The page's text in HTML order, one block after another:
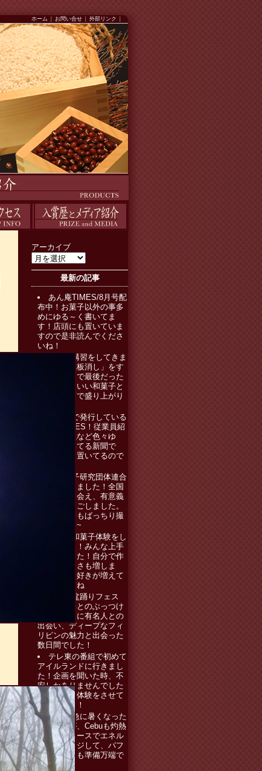
ホーム お問い合せ 外部リンク
アーカイブ
最新の記事
あん庵TIMES/8月号配
布中！お菓子以外の事多
めにゆる～く書いてま
す！店頭にも置いていま
すので是非読んでくださ
いね！
和菓子講習をしてきま
した！「黒板消し」をす
るのは最初で最後だった
かも。かわいい和菓子と
素敵なお店で盛り上がり
あん庵で発行している
あん庵TIMES！従業員紹
介、豆知識など色々ゆ
る〜く書いてる新聞で
す！店頭に置いてるので
全国菓子研究団体連合
会に出席しました！全国
の仲間とも会え、有意義
な時間を過ごしました。
横浜の風景もばっちり撮
りましたよ~
近所で和菓子体験をし
てきました！みんな上手
に出来ました！自分で作
ると美味しさも増しま
す！和菓子好きが増えて
欲しいですね
セブ島盆踊りフェス
へ！総領事とのぶっつけ
本番餅つきに有名人との
出会い、ディープなフィ
リピンの魅力と出会った
数日間でした！
テレ東の番組で初めて
アイルランドに行きまし
た！企画を聞いた時、不
安しかありませんでした
が、貴重な体験をさせて
頂きました！
日本も急に暑くなった
ようですが、Cebuも灼熱
本場のジュースでエネル
ギーチャージして、パフ
ォーマンスも準備万端で
す！